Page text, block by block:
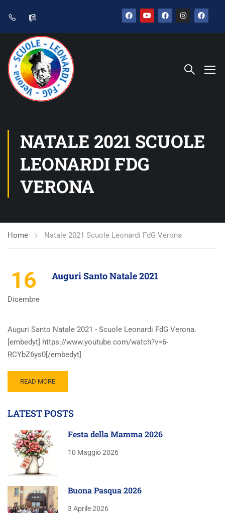
NATALE 2021 SCUOLE
LEONARDI FDG
VERONA
Home Natale 2021 Scuole Leonardi FdG Verona
16
Dicembre
Auguri Santo Natale 2021
Auguri Santo Natale 2021 - Scuole Leonardi FdG Verona.
[embedyt] https://www.youtube.com/watch?v=6-
RCYbZ6ys0[/embedyt]
READ MORE
LATEST POSTS
Festa della Mamma 2026
10 Maggio 2026
Buona Pasqua 2026
3 Aprile 2026